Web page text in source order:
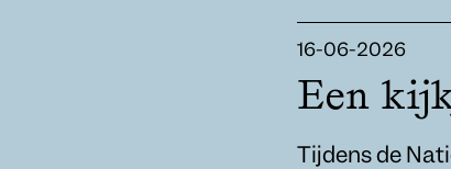
16-06-2026
Een
Tijdens de